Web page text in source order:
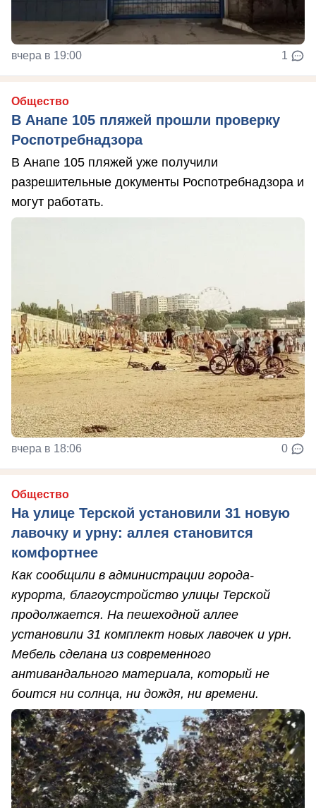
вчера в 19:00 1
Общество
В Анапе 105 пляжей прошли проверку
Роспотребнадзора
В Анапе 105 пляжей уже получили
разрешительные документы Роспотребнадзора и
могут работать.
вчера в 18:06 0
Общество
На улице Терской установили 31 новую
лавочку и урну: аллея становится
комфортнее
Как сообщили в администрации города-
курорта, благоустройство улицы Терской
продолжается. На пешеходной аллее
установили 31 комплект новых лавочек и урн.
Мебель сделана из современного
антивандального материала, который не
боится ни солнца, ни дождя, ни времени.